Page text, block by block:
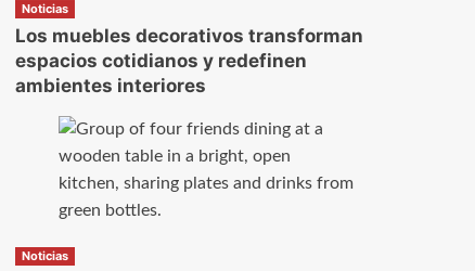
Noticias
Los muebles decorativos transforman
espacios cotidianos y redefinen
ambientes interiores
Noticias